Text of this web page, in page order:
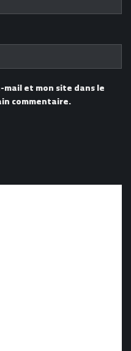
et mon site dans le
commentaire.